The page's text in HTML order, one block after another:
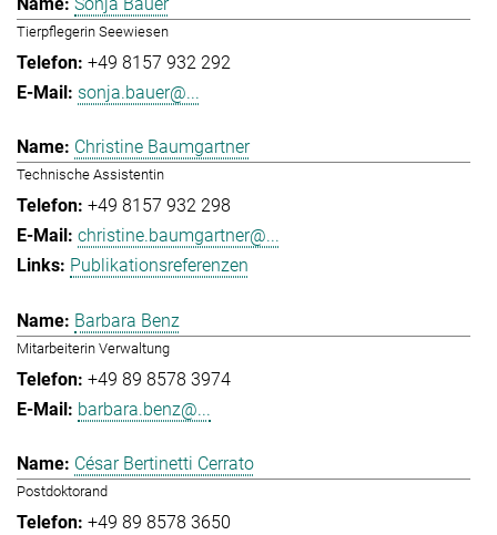
Tierpflegerin Seewiesen
+49 8157 932 292
sonja.bauer@...
Christine Baumgartner
Technische Assistentin
+49 8157 932 298
christine.baumgartner@...
Publikationsreferenzen
Barbara Benz
Mitarbeiterin Verwaltung
+49 89 8578 3974
barbara.benz@...
César Bertinetti Cerrato
Postdoktorand
+49 89 8578 3650